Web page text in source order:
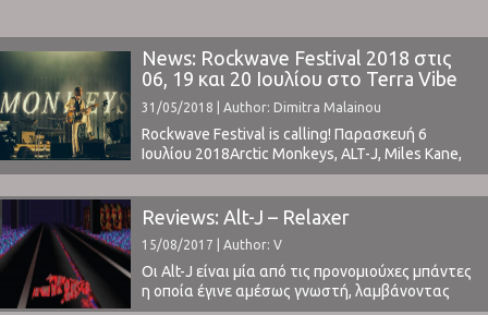
News: Rockwave Festival 2018 στις
06, 19 και 20 Ιουλίου στο Terra Vibe
Park
31/05/2018 | Author: Dimitra Malainou
Rockwave Festival is calling! Παρασκευή 6
Ιουλίου 2018Arctic Monkeys, ALT-J, Miles Kane,
Get Well Soon, Core the BandΠέμπτη 19 Ιουλίου
2018Judas Priest, Sabaton, Saxon, Accept, Foray
Between Ocean, Null 'O' Zero, Jacks
Tremonti, Monument, W.E.B., The Raven Age,
Rollin Dice Ημερομηνίες: 06, 19, 20 Ιουλίου
2018Τοποθεσία: Terra ...
Reviews: Alt-J – Relaxer
15/08/2017 | Author: V
Οι Alt-J είναι μία από τις προνομιούχες μπάντες
η οποία έγινε αμέσως γνωστή, λαμβάνοντας
δικαίως διθυραμβικές κριτικές για το πρώτο